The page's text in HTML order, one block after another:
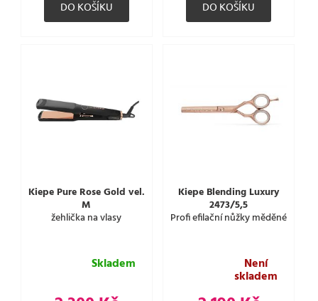
Kiepe Pure Rose Gold vel.
M
žehlička na vlasy
Skladem
Kiepe Blending Luxury
2473/5,5
Profi efilační nůžky měděné
Není
skladem